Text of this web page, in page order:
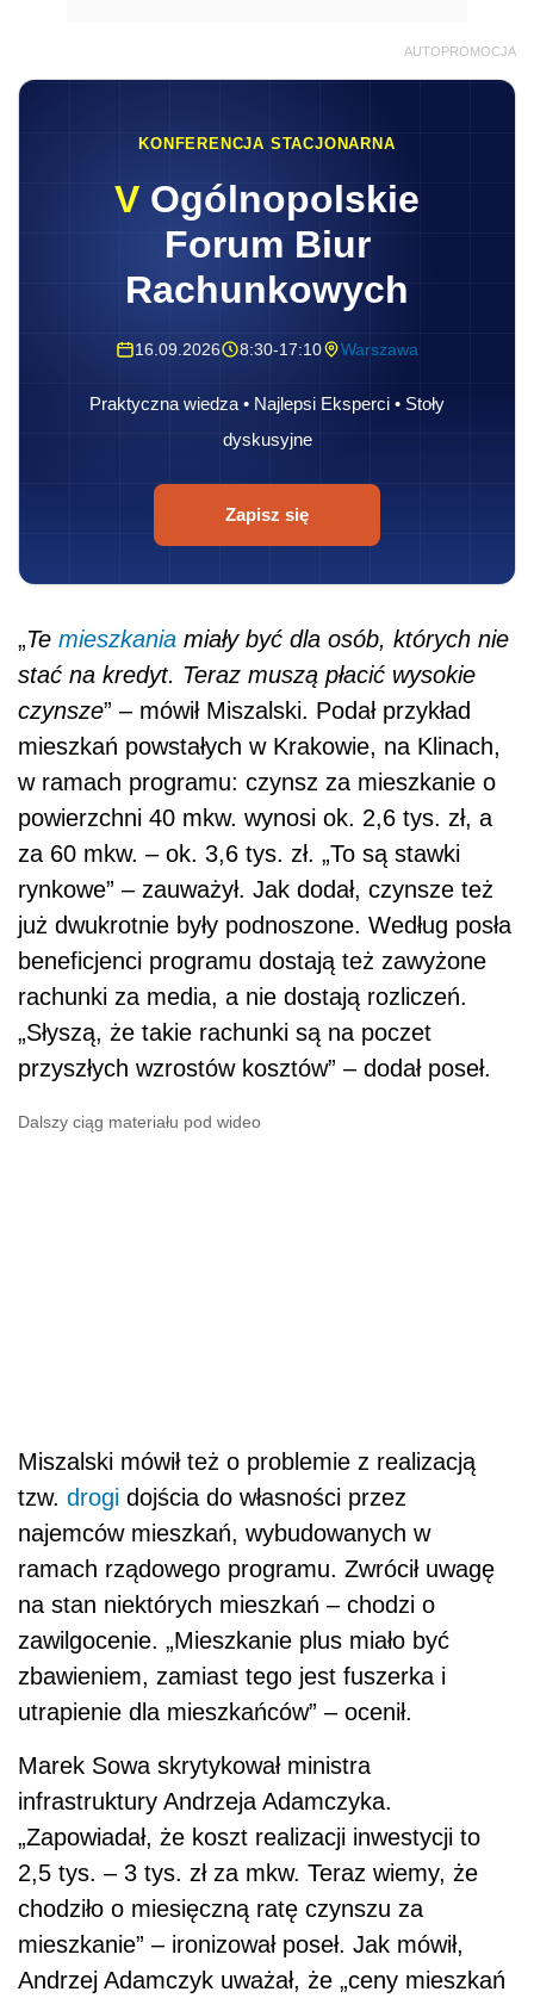
AUTOPROMOCJA
KONFERENCJA STACJONARNA
V Ogólnopolskie
Forum Biur
Rachunkowych
16.09.2026 8:30-17:10 Warszawa
Praktyczna wiedza • Najlepsi Eksperci • Stoły
dyskusyjne
Zapisz się
„Te mieszkania miały być dla osób, których nie
stać na kredyt. Teraz muszą płacić wysokie
czynsze” – mówił Miszalski. Podał przykład
mieszkań powstałych w Krakowie, na Klinach,
w ramach programu: czynsz za mieszkanie o
powierzchni 40 mkw. wynosi ok. 2,6 tys. zł, a
za 60 mkw. – ok. 3,6 tys. zł. „To są stawki
rynkowe” – zauważył. Jak dodał, czynsze też
już dwukrotnie były podnoszone. Według posła
beneficjenci programu dostają też zawyżone
rachunki za media, a nie dostają rozliczeń.
„Słyszą, że takie rachunki są na poczet
przyszłych wzrostów kosztów” – dodał poseł.
Dalszy ciąg materiału pod wideo
Miszalski mówił też o problemie z realizacją
tzw. drogi dojścia do własności przez
najemców mieszkań, wybudowanych w
ramach rządowego programu. Zwrócił uwagę
na stan niektórych mieszkań – chodzi o
zawilgocenie. „Mieszkanie plus miało być
zbawieniem, zamiast tego jest fuszerka i
utrapienie dla mieszkańców” – ocenił.
Marek Sowa skrytykował ministra
infrastruktury Andrzeja Adamczyka.
„Zapowiadał, że koszt realizacji inwestycji to
2,5 tys. – 3 tys. zł za mkw. Teraz wiemy, że
chodziło o miesięczną ratę czynszu za
mieszkanie” – ironizował poseł. Jak mówił,
Andrzej Adamczyk uważał, że „ceny mieszkań